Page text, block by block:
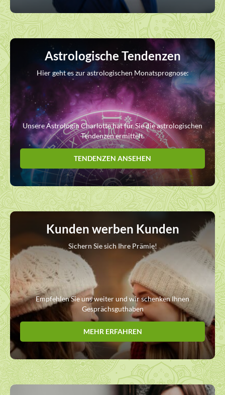
Astrologische Tendenzen
Hier geht es zur astrologischen Monatsprognose:
Unsere Astrologin Charlotte hat für Sie die astrologischen
Tendenzen ermittelt.
TENDENZEN ANSEHEN
Kunden werben Kunden
Sichern Sie sich Ihre Prämie!
Empfehlen Sie uns weiter und wir schenken Ihnen
Gesprächsguthaben
MEHR ERFAHREN